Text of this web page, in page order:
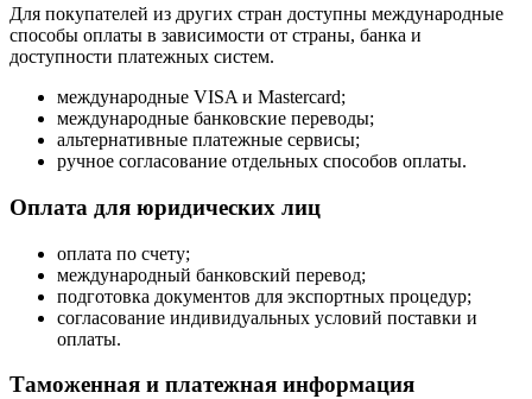
Для покупателей из других стран доступны международные
способы оплаты в зависимости от страны, банка и
доступности платежных систем.
международные VISA и Mastercard;
международные банковские переводы;
альтернативные платежные сервисы;
ручное согласование отдельных способов оплаты.
Оплата для юридических лиц
оплата по счету;
международный банковский перевод;
подготовка документов для экспортных процедур;
согласование индивидуальных условий поставки и
оплаты.
Таможенная и платежная информация